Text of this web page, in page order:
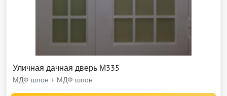
Уличная дачная дверь М335
МДФ шпон + МДФ шпон